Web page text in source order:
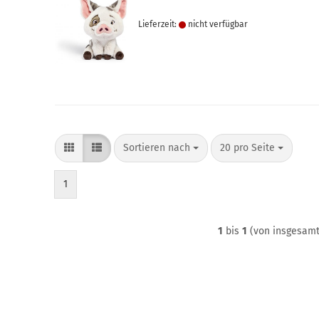
Lieferzeit: nicht verfügbar
Sortieren nach
Sortieren nach 20 pro Seite
pro Seite
1
1 bis1 (von